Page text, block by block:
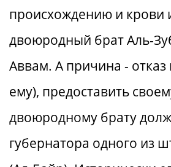
происхождению и крови
двоюродный брат Аль-
Аввам. А причина -
ему), предоставить
двоюродному брату
губернатора одного из